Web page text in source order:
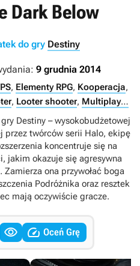
Dark Below
do gry Destiny
9 grudnia 2014
, Elementy RPG, Kooperacja,
, Looter shooter, Multiplayer
,Internet
Destiny – wysokobudżetowej
przez twórców serii Halo, ekipę
koncentruje się na
jakim okazuje się agresywna
ona przywołać boga
Podróżnika oraz resztek
mają oczywiście gracze.
  Oceń Grę